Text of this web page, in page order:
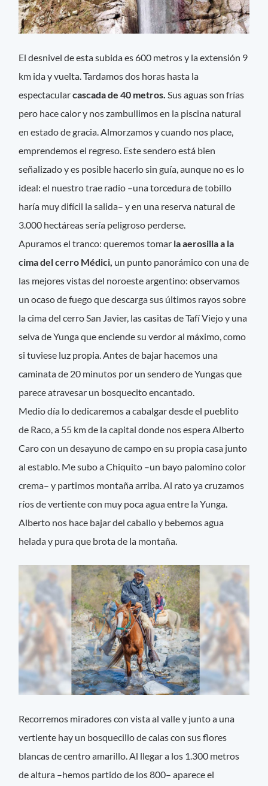
El desnivel de esta subida es 600 metros y la extensión 9
km ida y vuelta. Tardamos dos horas hasta la
espectacularcascada de 40 metros. Sus aguas son frías
pero hace calor y nos zambullimos en la piscina natural
en estado de gracia. Almorzamos y cuando nos place,
emprendemos el regreso. Este sendero está bien
señalizado y es posible hacerlo sin guía, aunque no es lo
ideal: el nuestro trae radio –una torcedura de tobillo
haría muy difícil la salida– y en una reserva natural de
3.000 hectáreas sería peligroso perderse.
Apuramos el tranco: queremos tomar la aerosilla a la
cima del cerro Médici, un punto panorámico con una de
las mejores vistas del noroeste argentino: observamos
un ocaso de fuego que descarga sus últimos rayos sobre
la cima del cerro San Javier, las casitas de Tafí Viejo y una
selva de Yunga que enciende su verdor al máximo, como
si tuviese luz propia. Antes de bajar hacemos una
caminata de 20 minutos por un sendero de Yungas que
parece atravesar un bosquecito encantado.
Medio día lo dedicaremos a cabalgar desde el pueblito
de Raco, a 55 km de la capital donde nos espera Alberto
Caro con un desayuno de campo en su propia casa junto
al establo. Me subo a Chiquito –un bayo palomino color
crema– y partimos montaña arriba. Al rato ya cruzamos
ríos de vertiente con muy poca agua entre la Yunga.
Alberto nos hace bajar del caballo y bebemos agua
helada y pura que brota de la montaña.
Recorremos miradores con vista al valle y junto a una
vertiente hay un bosquecillo de calas con sus flores
blancas de centro amarillo. Al llegar a los 1.300 metros
de altura –hemos partido de los 800– aparece el